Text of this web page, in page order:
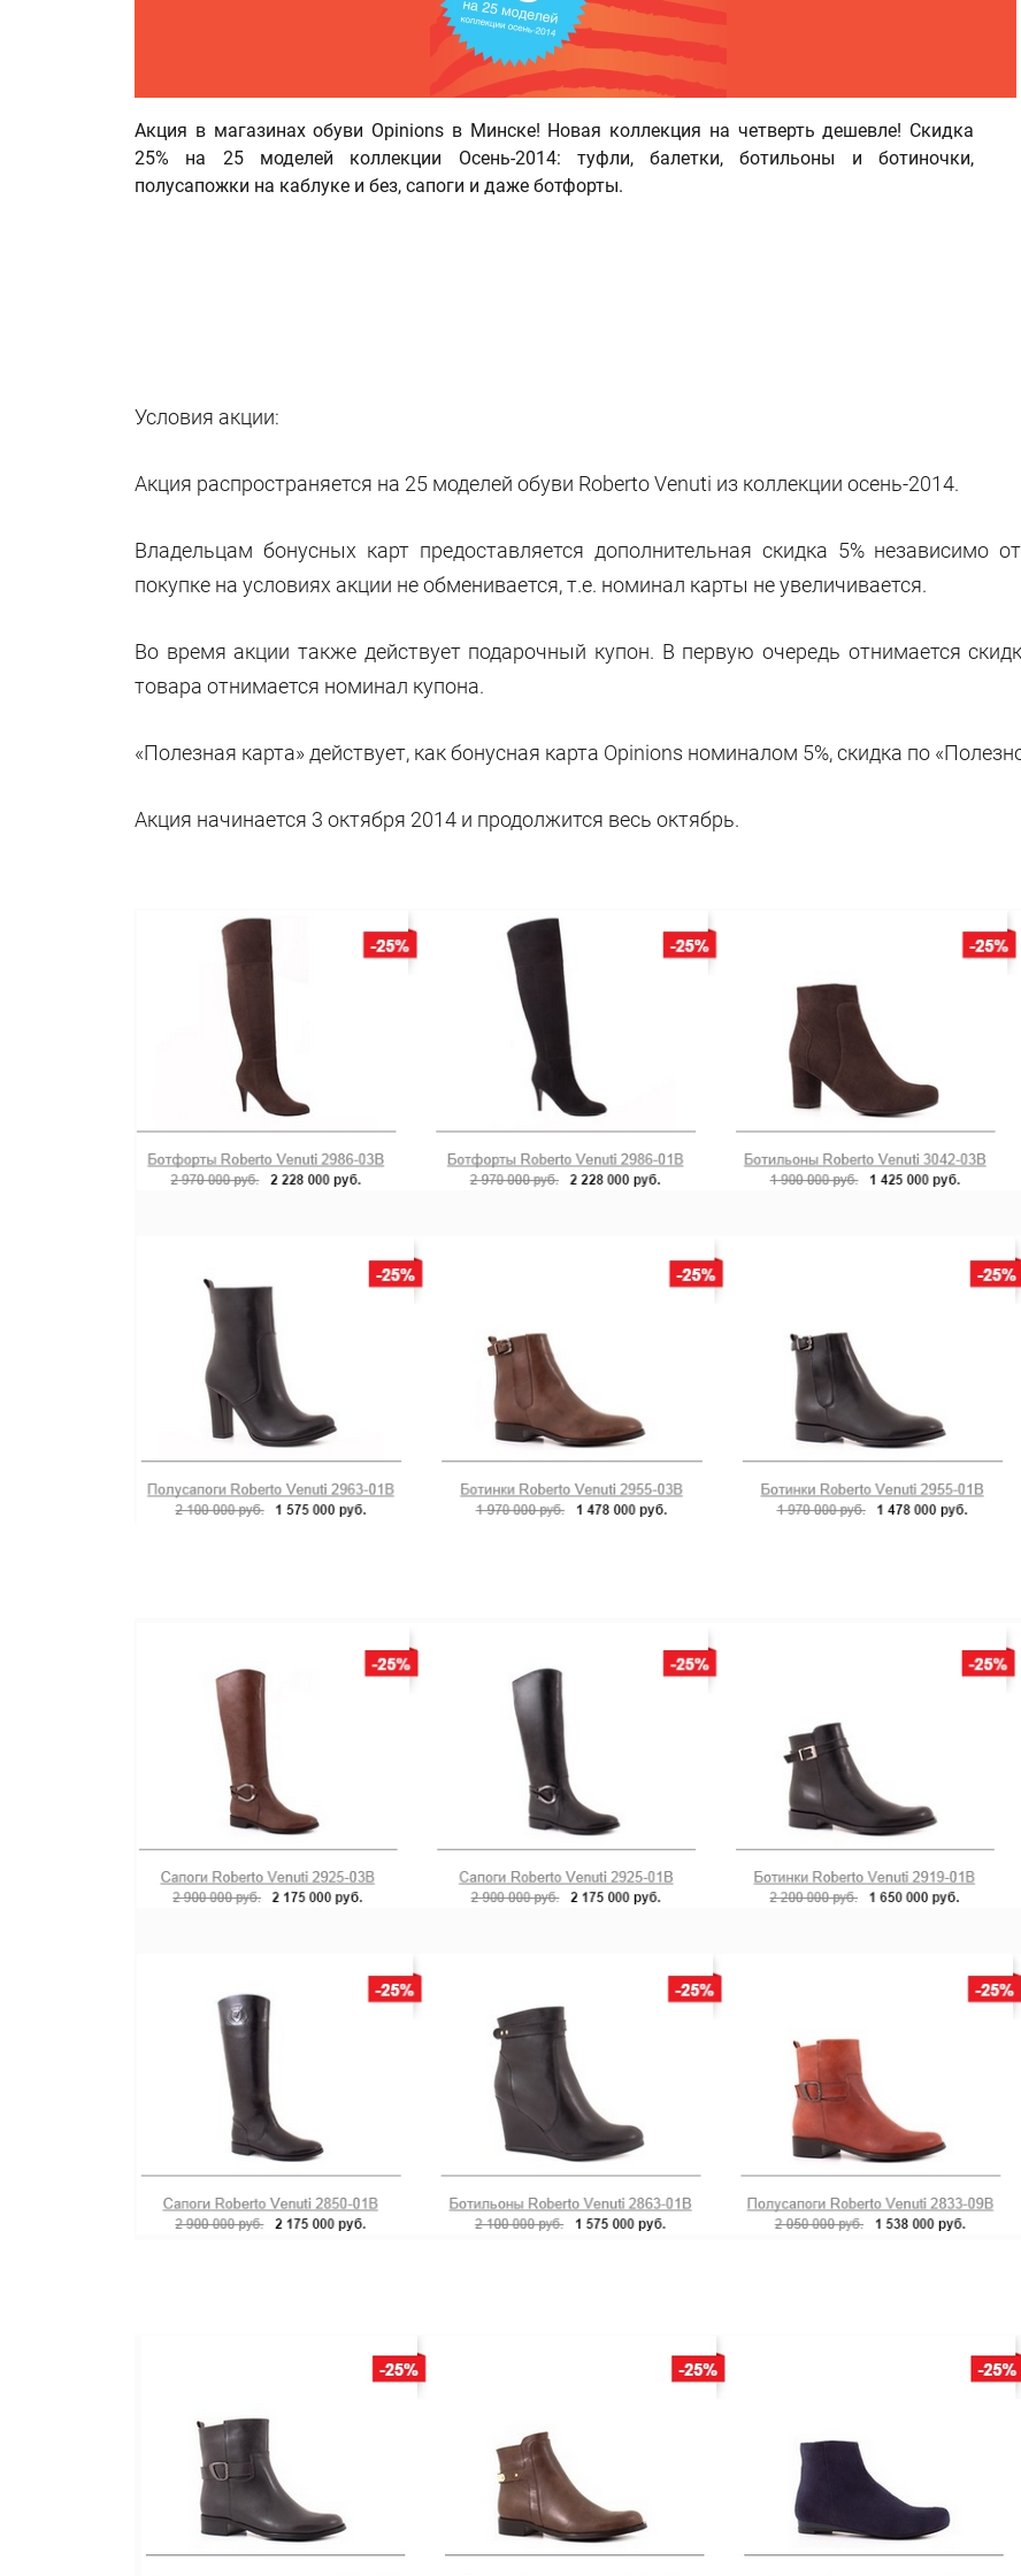
Акция в магазинах обуви Opinions в Минске! Новая коллекция на четверть дешевле! Скидка
25% на 25 моделей коллекции Осень-2014: туфли, балетки, ботильоны и ботиночки,
полусапожки на каблуке и без, сапоги и даже ботфорты.
Условия акции:
Акция распространяется на 25 моделей обуви Roberto Venuti из коллекции осень-2014.
Владельцам бонусных карт предоставляется дополнительная скидка 5% независимо
покупке на условиях акции не обменивается, т.е. номинал карты не увеличивается.
Во время акции также действует подарочный купон. В первую очередь отнимается
товара отнимается номинал купона.
«Полезная карта» действует, как бонусная карта Opinions номиналом 5%, скидка по
Акция начинается 3 октября 2014 и продолжится весь октябрь.